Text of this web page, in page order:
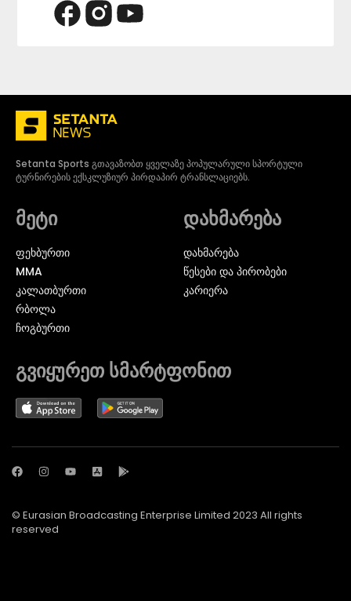
Setanta Sports გთავაზობთ ყველაზე პოპულარული სპორტული
ტურნირების ექსკლუზიურ პირდაპირ ტრანსლაციებს.
მეტი
ᲤᲔᲮᲑᲣᲠᲗᲘ
MMA
ᲙᲐᲚᲐᲗᲑᲣᲠᲗᲘ
ᲠᲑᲝᲚᲐ
ᲩᲝᲒᲑᲣᲠᲗᲘ
დახმარება
დახმარება
წესები და პირობები
კარიერა
გვიყურეთ სმარტფონით
© Eurasian Broadcasting Enterprise Limited 2023 All rights
reserved